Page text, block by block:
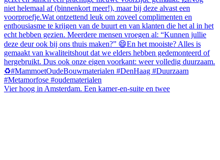
Vier hoog in Amsterdam. Een kamer-en-suite en twee